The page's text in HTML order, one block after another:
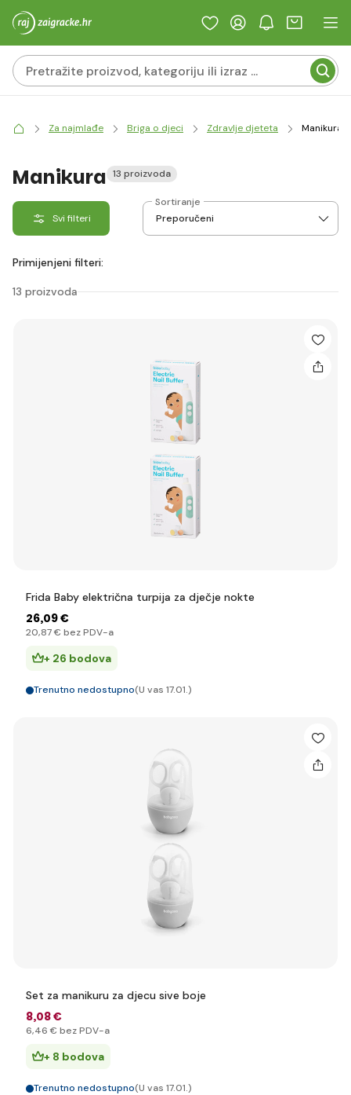
Za najmlađe Briga o djeci Zdravlje djeteta Manikura
Manikura 13 proizvoda
Svi filteri
Sortiranje
Primijenjeni filteri:
13 proizvoda
Frida Baby električna turpija za dječje nokte
26,09 €
20,87 € bez PDV-a
+ 26 bodova
Trenutno nedostupno(U vas 17.01.)
Set za manikuru za djecu sive boje
8,08 €
6,46 € bez PDV-a
+ 8 bodova
Trenutno nedostupno(U vas 17.01.)